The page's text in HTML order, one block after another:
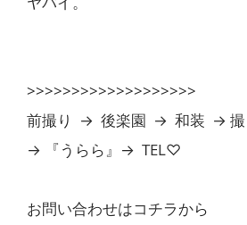
>>>>>>>>>>>>>>>>>>>
前撮り → 後楽園 → 和装 → 撮
→ 『うらら』→ TEL♡
お問い合わせはコチラから